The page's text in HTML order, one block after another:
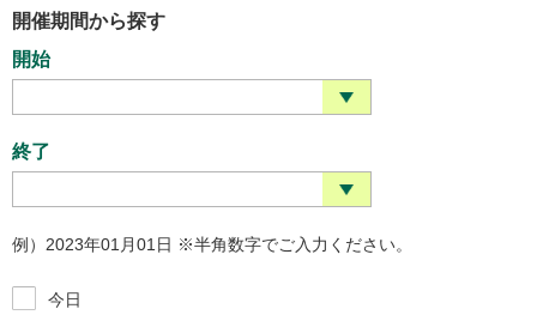
開催期間から探す
開始
終了
例）2023年01月01日 ※半角数字でご入力ください。
今日